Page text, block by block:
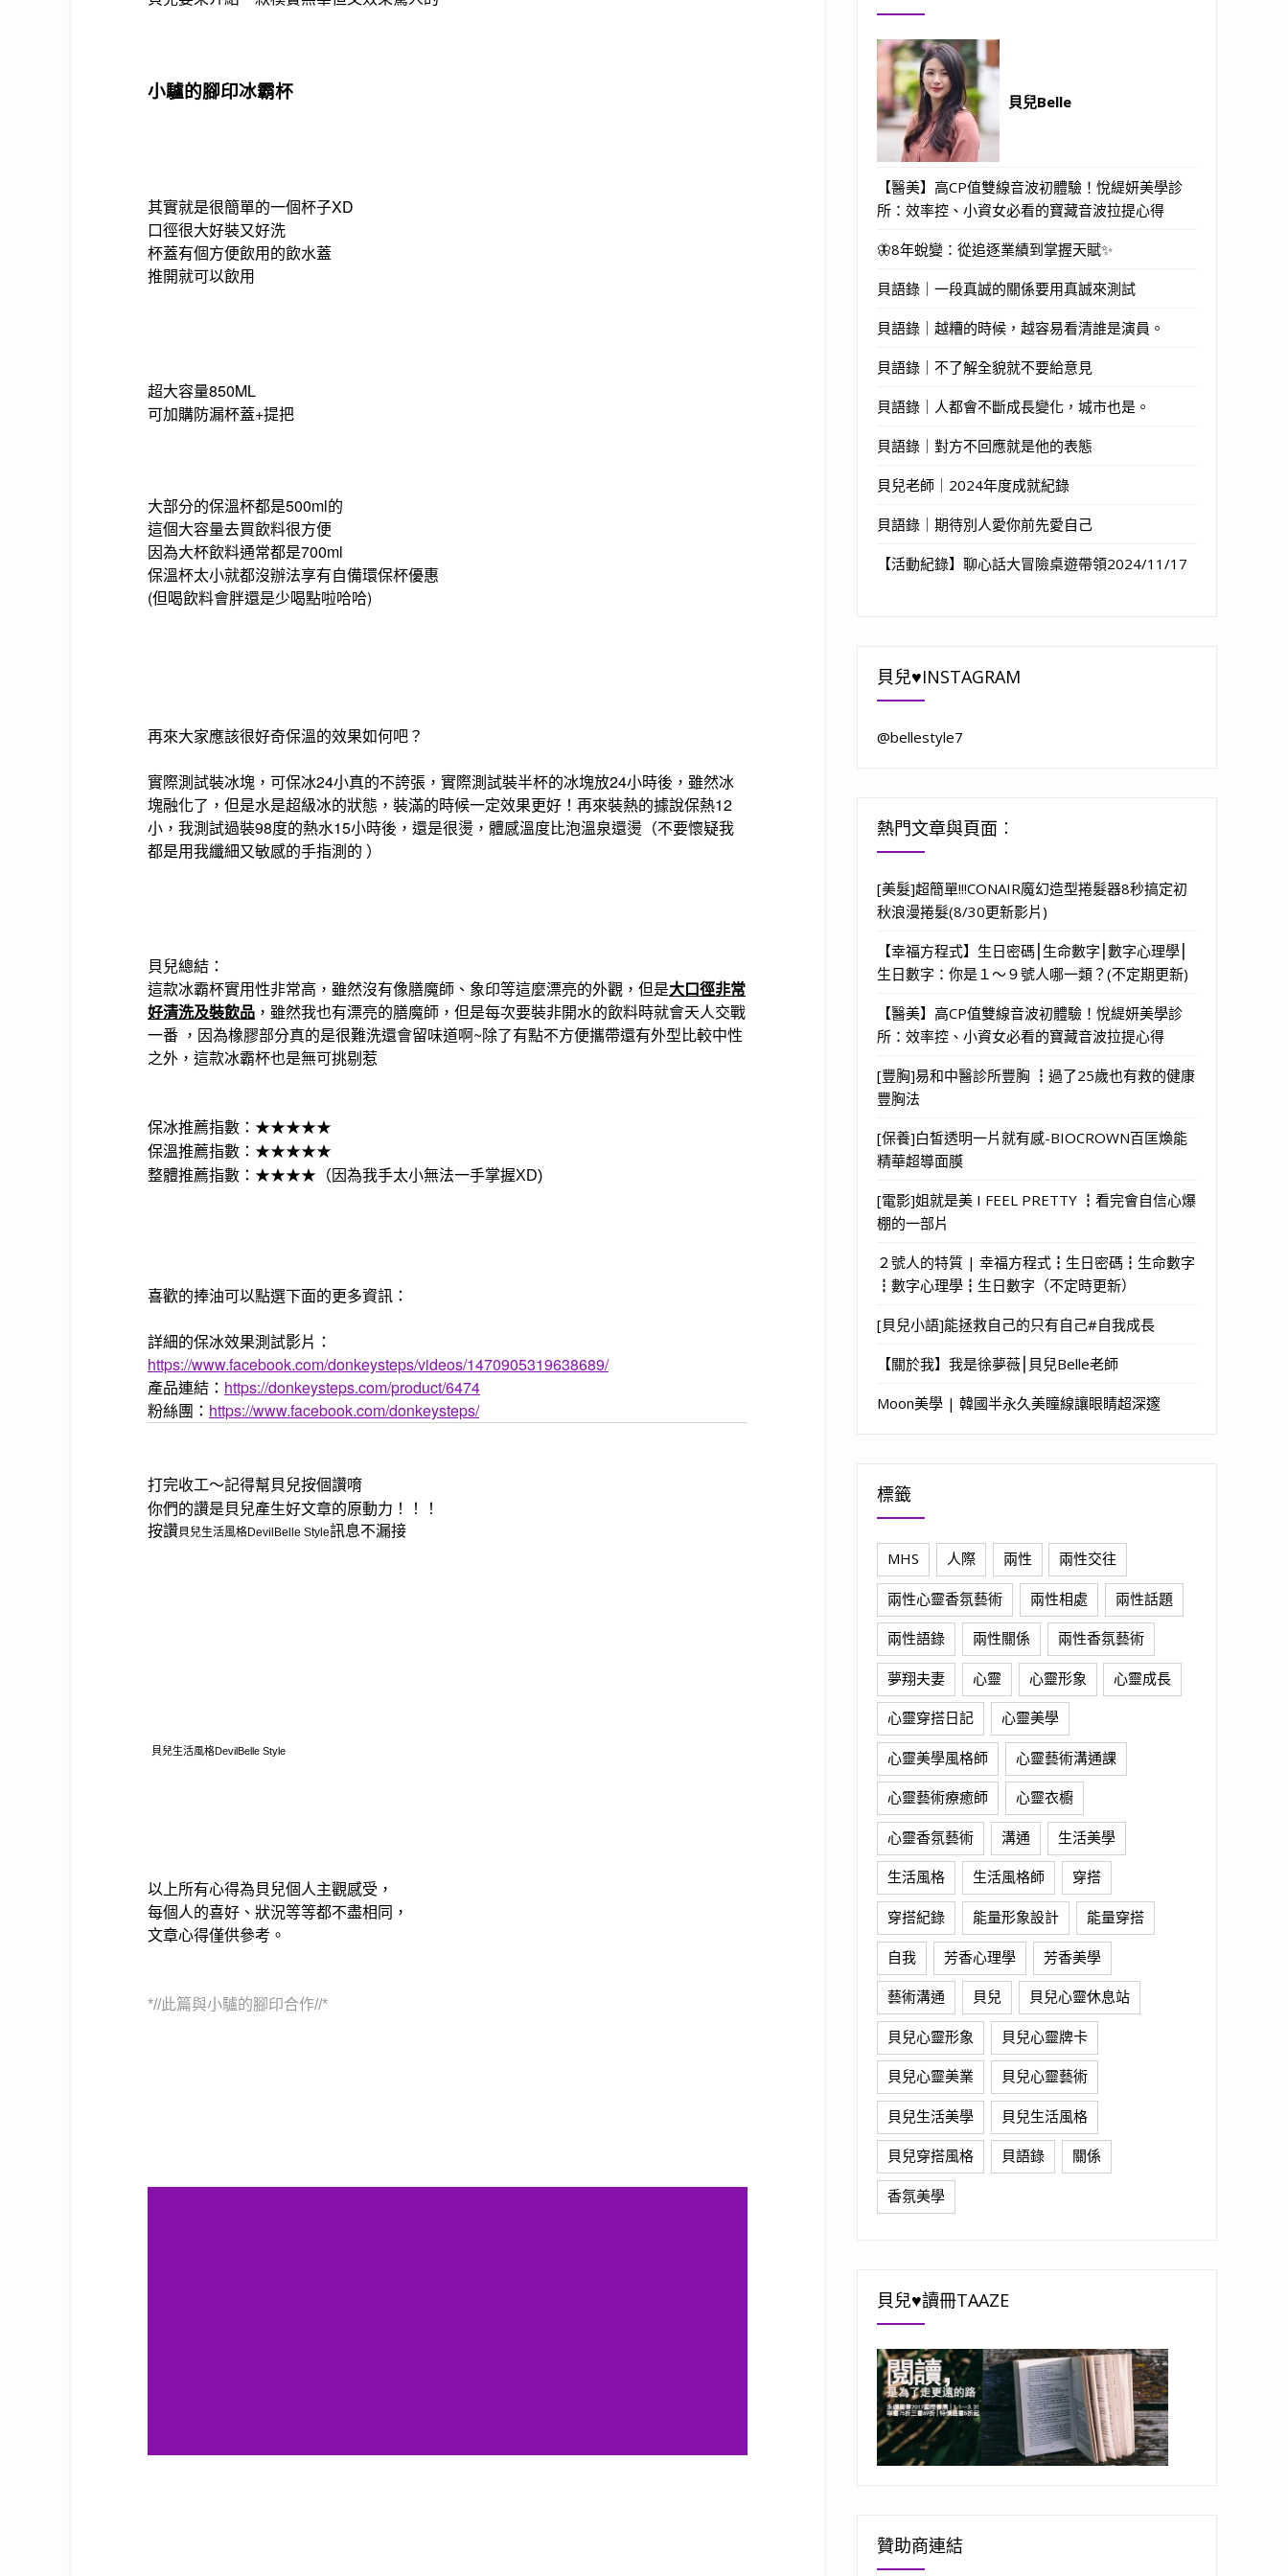
小驢的腳印冰霸杯
其實就是很簡單的一個杯子XD
口徑很大好裝又好洗
杯蓋有個方便飲用的飲水蓋
推開就可以飲用
超大容量850ML
可加購防漏杯蓋+提把
大部分的保溫杯都是500ml的
這個大容量去買飲料很方便
因為大杯飲料通常都是700ml
保溫杯太小就都沒辦法享有自備環保杯優惠
(但喝飲料會胖還是少喝點啦哈哈)
再來大家應該很好奇保溫的效果如何吧？
實際測試裝冰塊，可保冰24小真的不誇張，實際測試裝半杯的冰塊放24小時後，雖然冰
塊融化了，但是水是超級冰的狀態，裝滿的時候一定效果更好！再來裝熱的據說保熱12
小，我測試過裝98度的熱水15小時後，還是很燙，體感溫度比泡溫泉還燙（不要懷疑我
都是用我纖細又敏感的手指測的 ）
貝兒總結：
這款冰霸杯實用性非常高，雖然沒有像膳魔師、象印等這麼漂亮的外觀，但是大口徑非常
好清洗及裝飲品 ，雖然我也有漂亮的膳魔師，但是每次要裝非開水的飲料時就會天人交戰
一番 ，因為橡膠部分真的是很難洗還會留味道啊~除了有點不方便攜帶還有外型比較中性
之外，這款冰霸杯也是無可挑剔惹
保冰推薦指數：★★★★★
保溫推薦指數： ★★★★★
整體推薦指數： ★★★★（因為我手太小無法一手掌握XD)
喜歡的捧油可以點選下面的更多資訊：
詳細的保冰效果測試影片：
https://www.facebook.com/donkeysteps/videos/1470905319638689/
產品連結： https://donkeysteps.com/product/6474
粉絲團： https://www.facebook.com/donkeysteps/
打完收工～記得幫貝兒按個讚唷
你們的讚是貝兒產生好文章的原動力！！！
按讚貝兒生活風格DevilBelle Style訊息不漏接
貝兒生活風格DevilBelle Style
以上所有心得為貝兒個人主觀感受，
每個人的喜好、狀況等等都不盡相同，
文章心得僅供參考。
*//此篇與小驢的腳印合作//*
貝兒Belle
【醫美】高CP值雙線音波初體驗！悅緹妍美學診
所：效率控、小資女必看的寶藏音波拉提心得
🦋8年蛻變：從追逐業績到掌握天賦✨
貝語錄｜一段真誠的關係要用真誠來測試
貝語錄｜越糟的時候，越容易看清誰是演員。
貝語錄｜不了解全貌就不要給意見
貝語錄｜人都會不斷成長變化，城市也是。
貝語錄｜對方不回應就是他的表態
貝兒老師｜2024年度成就紀錄
貝語錄｜期待別人愛你前先愛自己
【活動紀錄】聊心話大冒險桌遊帶領2024/11/17
貝兒♥INSTAGRAM
@bellestyle7
熱門文章與頁面︰
[美髮]超簡單!!!CONAIR魔幻造型捲髮器8秒搞定初
秋浪漫捲髮(8/30更新影片)
【幸福方程式】生日密碼⎮生命數字⎮數字心理學⎮
生日數字：你是１～９號人哪一類？(不定期更新)
【醫美】高CP值雙線音波初體驗！悅緹妍美學診
所：效率控、小資女必看的寶藏音波拉提心得
[豐胸]易和中醫診所豐胸 ┇過了25歲也有救的健康
豐胸法
[保養]白皙透明一片就有感-BIOCROWN百匡煥能
精華超導面膜
[電影]姐就是美 I FEEL PRETTY ┇看完會自信心爆
棚的一部片
２號人的特質 | 幸福方程式┇生日密碼┇生命數字
┇數字心理學┇生日數字（不定時更新）
[貝兒小語]能拯救自己的只有自己#自我成長
【關於我】我是徐夢薇⎮貝兒Belle老師
Moon美學 | 韓國半永久美瞳線讓眼睛超深邃
標籤
MHS 人際 兩性 兩性交往
兩性心靈香氛藝術 兩性相處 兩性話題
兩性語錄 兩性關係 兩性香氛藝術
夢翔夫妻 心靈 心靈形象 心靈成長
心靈穿搭日記 心靈美學
心靈美學風格師 心靈藝術溝通課
心靈藝術療癒師 心靈衣櫥
心靈香氛藝術 溝通 生活美學
生活風格 生活風格師 穿搭
穿搭紀錄 能量形象設計 能量穿搭
自我 芳香心理學 芳香美學
藝術溝通 貝兒 貝兒心靈休息站
貝兒心靈形象 貝兒心靈牌卡
貝兒心靈美業 貝兒心靈藝術
貝兒生活美學 貝兒生活風格
貝兒穿搭風格 貝語錄 關係
香氛美學
貝兒♥讀冊TAAZE
贊助商連結